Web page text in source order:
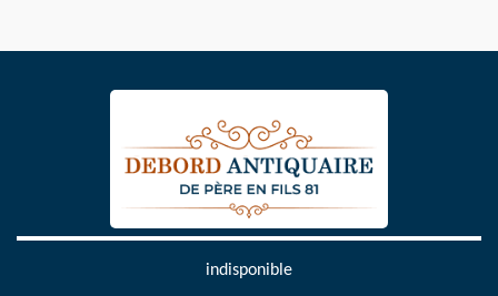
indisponible